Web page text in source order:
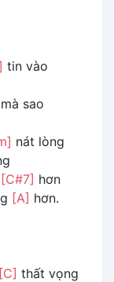
tin vào
sao
nát lòng
[C#7] hơn
[A] hơn.
[C] thất vọng